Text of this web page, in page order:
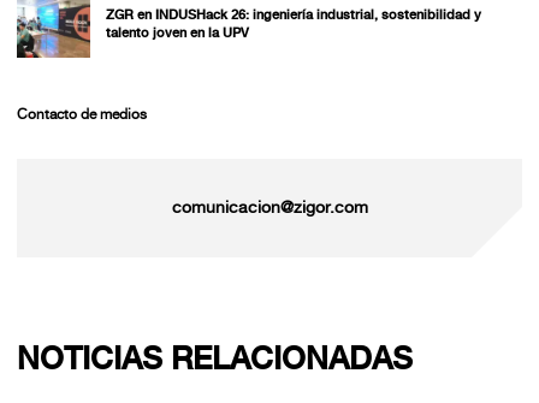
ZGR en INDUSHack 26: ingeniería industrial, sostenibilidad y
talento joven en la UPV
Contacto de medios
comunicacion@zigor.com
NOTICIAS RELACIONADAS